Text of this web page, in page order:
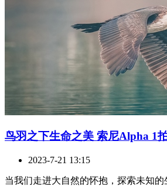
鸟羽之下生命之美 索尼Alpha 1
2023-7-21 13:15
当我们走进大自然的怀抱，探索未知